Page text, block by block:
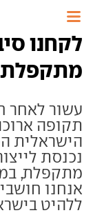
לקחנו
מתקפלת
עשור לאחר
תקופה
הישראלית
נכנסת
מתקפלת,
אנחנו
ללהיט